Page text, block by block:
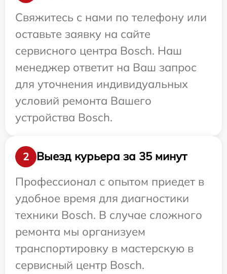
Свяжитесь с нами по телефону или
оставьте заявку на сайте
сервисного центра Bosch. Наш
менеджер ответит на Ваш запрос
для уточнения индивидуальных
условий ремонта Вашего
устройства Bosch.
2
Выезд курьера за 35 минут
Профессионал с опытом приедет в
удобное время для диагностики
техники Bosch. В случае сложного
ремонта мы организуем
транспортировку в мастерскую в
сервисный центр Bosch.